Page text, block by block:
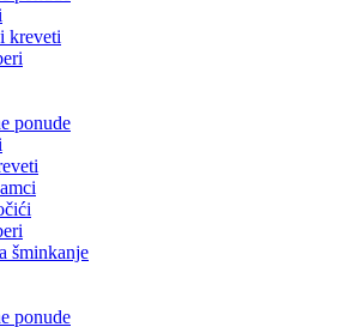
kreveti
ponude
šminkanje
ponude